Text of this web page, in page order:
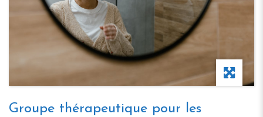
Groupe thérapeutique pour les